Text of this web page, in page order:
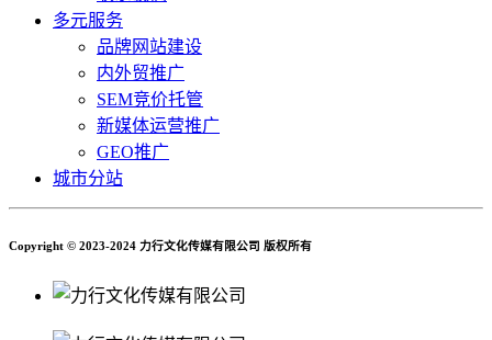
多元服务
品牌网站建设
内外贸推广
SEM竞价托管
新媒体运营推广
GEO推广
城市分站
Copyright © 2023-2024 力行文化传媒有限公司 版权所有